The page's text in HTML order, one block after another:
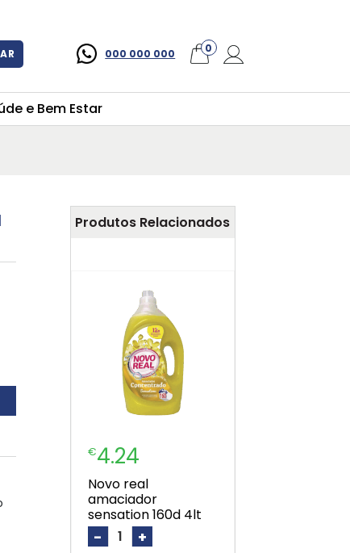
000 000 000 0
e Bem Estar
Produtos Relacionados
€4.24
novo real
amaciador
sensation 160d 4lt
- +